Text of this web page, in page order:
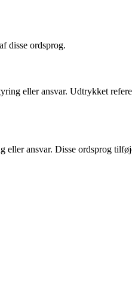
disse ordsprog.
eller ansvar. Udtrykket
ansvar. Disse ordsprog